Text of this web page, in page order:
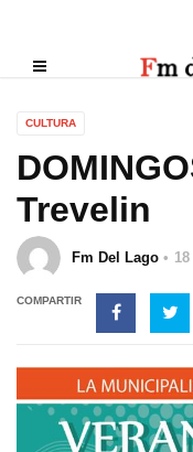
CULTURA
Trevelin
Fm Del Lago
COMPARTIR